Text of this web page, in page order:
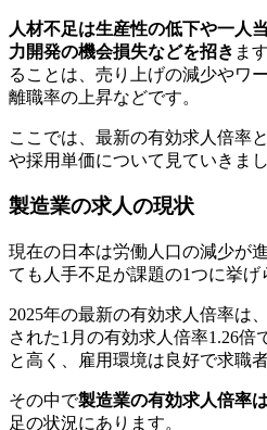
人材不足は生産性の低下や一人
力開発の機会損失などを招き ま
ることは、売り上げの減少やワ
離職率の上昇などです。
ここでは、最新の有効求人倍率
や採用単価について見ていきまし
製造業の求人の現状
現在の日本は労働人口の減少が
ても人手不足が課題の1つに挙げ
2025年の最新の有効求人倍率は
された1月の有効求人倍率1.26倍
と高く、雇用環境は良好で求職
その中で製造業の有効求人倍率
足の状況にあります。